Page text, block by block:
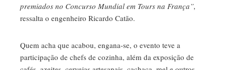
premiados no Concurso Mundial em Tours na França”,
ressalta o engenheiro Ricardo Catão.
Quem acha que acabou, engana-se, o evento teve a
participação de chefs de cozinha, além da exposição de